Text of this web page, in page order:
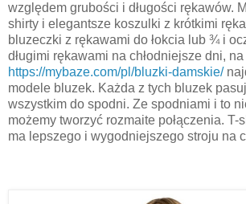
względem grubości i długości rękawów.
shirty i elegantsze koszulki z krótkimi
bluzeczki z rękawami do łokcia lub ¾ i
długimi rękawami na chłodniejsze dni,
https://mybaze.com/pl/bluzki-damskie/
modele bluzek. Każda z tych bluzek
wszystkim do spodni. Ze spodniami i to
możemy tworzyć rozmaite połączenia.
ma lepszego i wygodniejszego stroju na